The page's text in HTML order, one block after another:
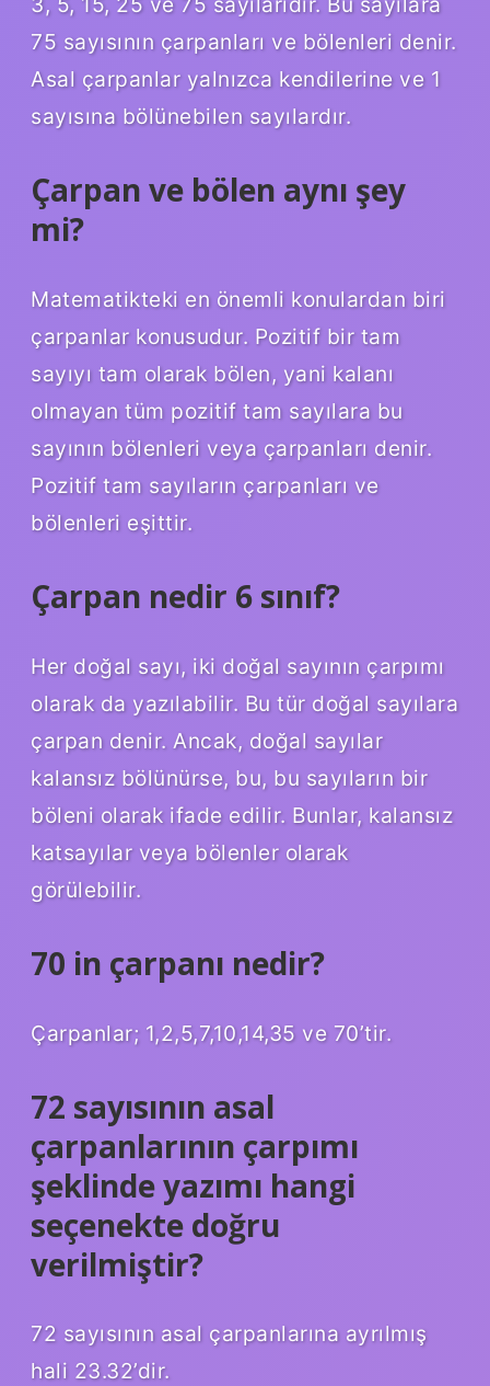
75 sayısının çarpanları ve bölenleri denir.
Asal çarpanlar yalnızca kendilerine ve 1
sayısına bölünebilen sayılardır.
Çarpan ve bölen aynı şey
mi?
Matematikteki en önemli konulardan biri
çarpanlar konusudur. Pozitif bir tam
sayıyı tam olarak bölen, yani kalanı
olmayan tüm pozitif tam sayılara bu
sayının bölenleri veya çarpanları denir.
Pozitif tam sayıların çarpanları ve
bölenleri eşittir.
Çarpan nedir 6 sınıf?
Her doğal sayı, iki doğal sayının çarpımı
olarak da yazılabilir. Bu tür doğal sayılara
çarpan denir. Ancak, doğal sayılar
kalansız bölünürse, bu, bu sayıların bir
böleni olarak ifade edilir. Bunlar, kalansız
katsayılar veya bölenler olarak
görülebilir.
70 in çarpanı nedir?
Çarpanlar; 1,2,5,7,10,14,35 ve 70’tir.
72 sayısının asal
çarpanlarının çarpımı
şeklinde yazımı hangi
seçenekte doğru
verilmiştir?
72 sayısının asal çarpanlarına ayrılmış
hali 23.32’dir.